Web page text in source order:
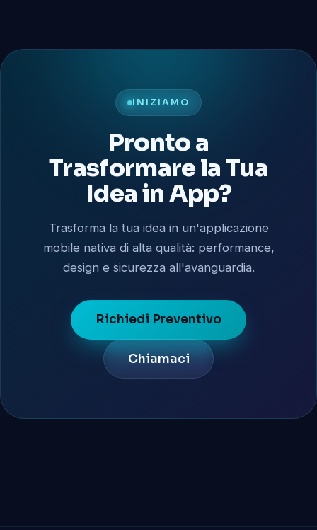
INIZIAMO
Pronto a
Trasformare la Tua
Idea in App?
Trasforma la tua idea in un'applicazione
mobile nativa di alta qualità: performance,
design e sicurezza all'avanguardia.
Richiedi Preventivo
Chiamaci